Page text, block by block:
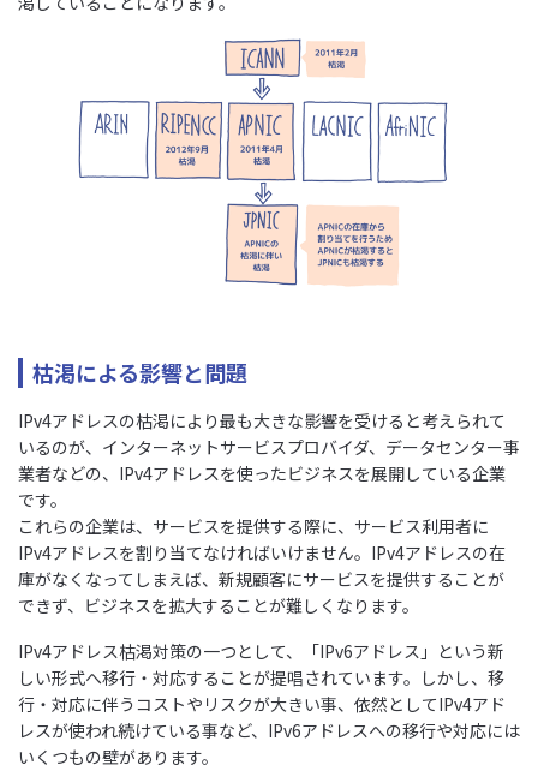
枯渇による影響と問題
IPv4アドレスの枯渇により最も大きな影響を受けると考えられて
いるのが、インターネットサービスプロバイダ、データセンター事
業者などの、IPv4アドレスを使ったビジネスを展開している企業
です。
これらの企業は、サービスを提供する際に、サービス利用者に
IPv4アドレスを割り当てなければいけません。IPv4アドレスの在
庫がなくなってしまえば、新規顧客にサービスを提供することが
できず、ビジネスを拡大することが難しくなります。
IPv4アドレス枯渇対策の一つとして、「IPv6アドレス」という新
しい形式へ移行・対応することが提唱されています。しかし、移
行・対応に伴うコストやリスクが大きい事、依然としてIPv4アド
レスが使われ続けている事など、IPv6アドレスへの移行や対応には
いくつもの壁があります。